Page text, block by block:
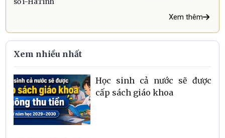
Xem thêm
Xem nhiều nhất
Học sinh cả nước sẽ được
cấp sách giáo khoa